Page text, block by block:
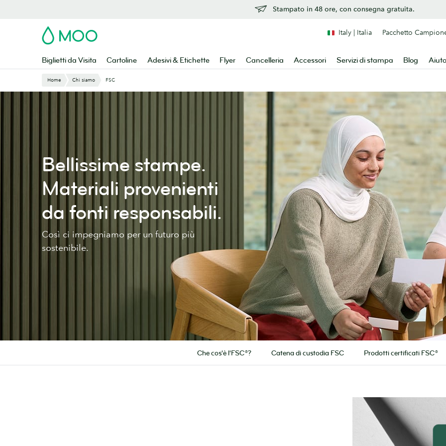
Stampato in 48 ore, con consegna gratuita.
MOO
Biglietti da Visita Cartoline Adesivi & Etichette Flyer Cancelleria Accessori Servizi di stampa Blog
Italy | Italia Pacchetto
Home Chi siamo FSC
Bellissime stampe.
Materiali provenienti
da fonti responsabili.
Così ci impegniamo per un futuro più
sostenibile.
Che cos'è l'FSC®? Catena di custodia FSC Prodotti certificati FSC®